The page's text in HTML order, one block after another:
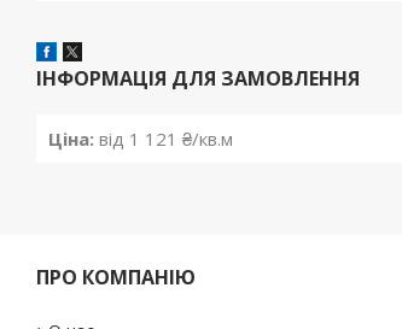
ІНФОРМАЦІЯ ДЛЯ ЗАМОВЛЕННЯ
Ціна: від 1 121 ₴/кв.м
ПРО КОМПАНІЮ